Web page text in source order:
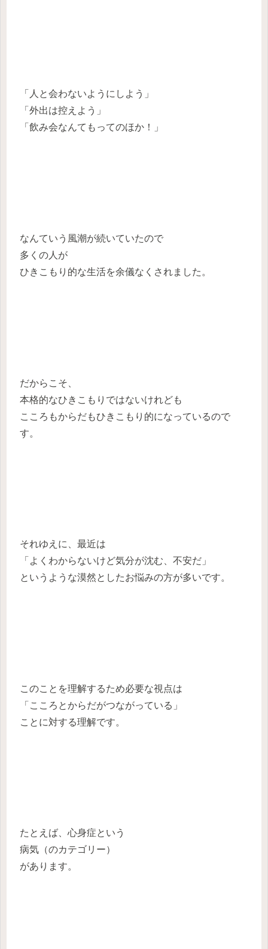
「人と会わないようにしよう」
「外出は控えよう」
「飲み会なんてもってのほか！」
なんていう風潮が続いていたので
多くの人が
ひきこもり的な生活を余儀なくされました。
だからこそ、
本格的なひきこもりではないけれども
こころもからだもひきこもり的になっているので
す。
それゆえに、最近は
「よくわからないけど気分が沈む、不安だ」
というような漠然としたお悩みの方が多いです。
このことを理解するため必要な視点は
「こころとからだがつながっている」
ことに対する理解です。
たとえば、心身症という
病気（のカテゴリー）
があります。